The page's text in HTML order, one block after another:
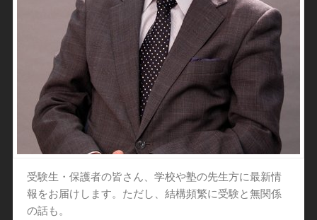
受験生・保護者の皆さん、学校や塾の先生方に最新情
報をお届けします。ただし、結構頻繁に受験と無関係
の話も。